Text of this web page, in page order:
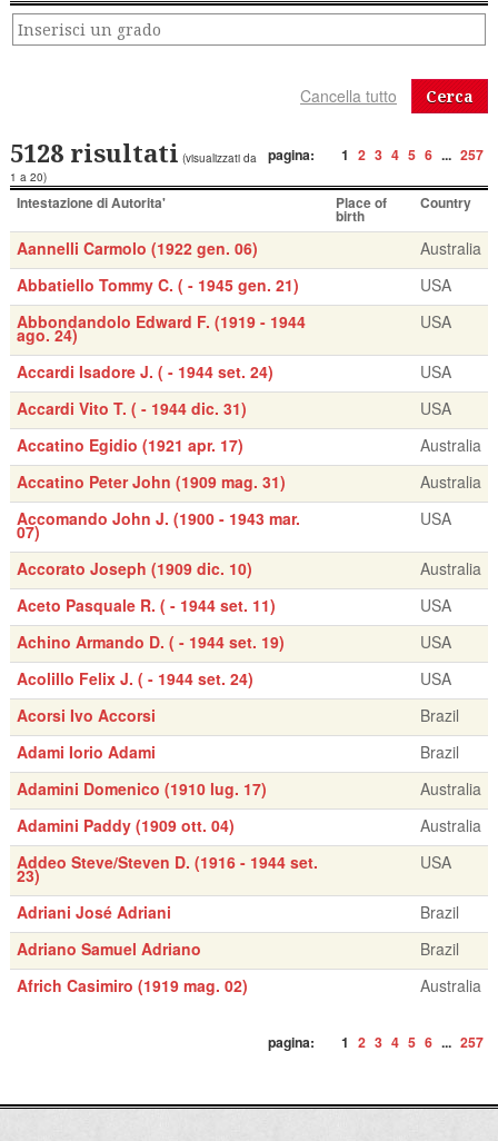
Cerca
pagina: 1 2 3 4 5 6 ... 257
5128 risultati (visualizzati da
1 a 20)
Intestazione di Autorita' Place of
birth
Country
Aannelli Carmolo (1922 gen. 06)
Australia
Abbatiello Tommy C. ( - 1945 gen. 21)
USA
Abbondandolo Edward F. (1919 - 1944
ago. 24)
USA
Accardi Isadore J. ( - 1944 set. 24)
USA
Accardi Vito T. ( - 1944 dic. 31)
USA
Accatino Egidio (1921 apr. 17)
Australia
Accatino Peter John (1909 mag. 31)
Australia
Accomando John J. (1900 - 1943 mar.
07)
USA
Accorato Joseph (1909 dic. 10)
Australia
Aceto Pasquale R. ( - 1944 set. 11)
USA
Achino Armando D. ( - 1944 set. 19)
USA
Acolillo Felix J. ( - 1944 set. 24)
USA
Acorsi Ivo Accorsi
Brazil
Adami Iorio Adami
Brazil
Adamini Domenico (1910 lug. 17)
Australia
Adamini Paddy (1909 ott. 04)
Australia
Addeo Steve/Steven D. (1916 - 1944 set.
23)
USA
Adriani José Adriani
Brazil
Adriano Samuel Adriano
Brazil
Africh Casimiro (1919 mag. 02)
Australia
pagina: 1 2 3 4 5 6 ... 257